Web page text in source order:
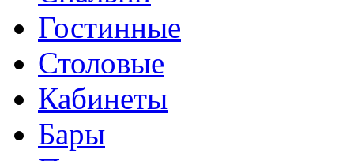
Гостинные
Столовые
Кабинеты
Бары